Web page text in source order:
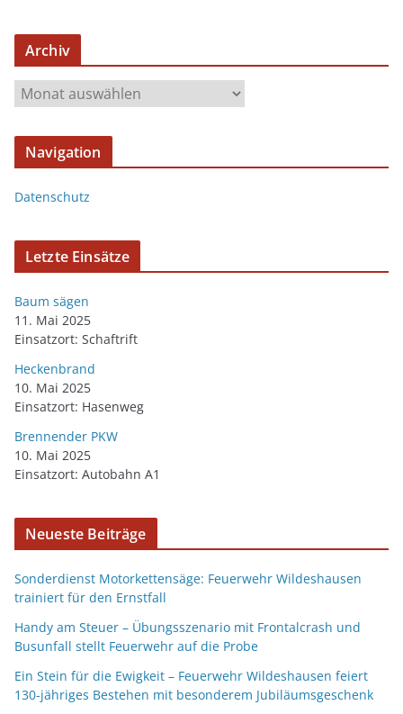
Archiv
Navigation
Datenschutz
Letzte Einsätze
Baum sägen
11. Mai 2025
Einsatzort: Schaftrift
Heckenbrand
10. Mai 2025
Einsatzort: Hasenweg
Brennender PKW
10. Mai 2025
Einsatzort: Autobahn A1
Neueste Beiträge
Sonderdienst Motorkettensäge: Feuerwehr Wildeshausen
trainiert für den Ernstfall
Handy am Steuer – Übungsszenario mit Frontalcrash und
Busunfall stellt Feuerwehr auf die Probe
Ein Stein für die Ewigkeit – Feuerwehr Wildeshausen feiert
130-jähriges Bestehen mit besonderem Jubiläumsgeschenk